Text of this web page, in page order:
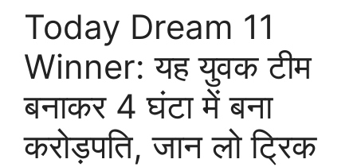
Today Dream 11
Winner: यह युवक टीम
बनाकर 4 घंटा में बना
करोड़पति, जान लो ट्रिक